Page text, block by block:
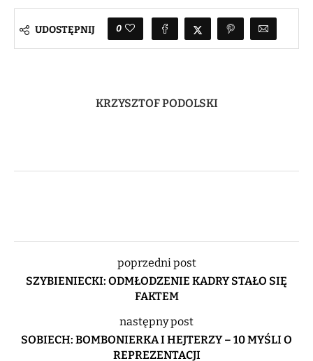
UDOSTĘPNIJ 0
KRZYSZTOF PODOLSKI
poprzedni post
SZYBIENIECKI: ODMŁODZENIE KADRY STAŁO SIĘ
FAKTEM
następny post
SOBIECH: BOMBONIERKA I HEJTERZY – 10 MYŚLI O
REPREZENTACJI